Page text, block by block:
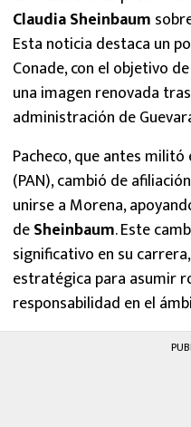
Claudia Sheinbaum
Esta noticia destaca un
Conade, con el objetivo
una imagen renovada
administración de
Pacheco, que antes
(PAN), cambió de
unirse a Morena,
deSheinbaum. Este
significativo en su
estratégica para asumir
responsabilidad en el